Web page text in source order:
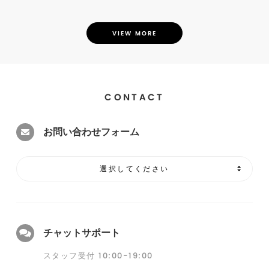
VIEW MORE
CONTACT
お問い合わせフォーム
選択してください
チャットサポート
スタッフ受付 10:00-19:00